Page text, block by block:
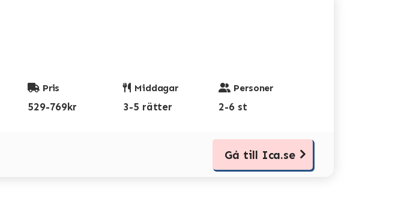
Pris
529-769kr
Middagar
3-5 rätter
Personer
2-6 st
Gå till Ica.se